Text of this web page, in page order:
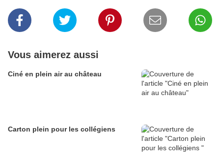
Vous aimerez aussi
Ciné en plein air au château
Carton plein pour les collégiens